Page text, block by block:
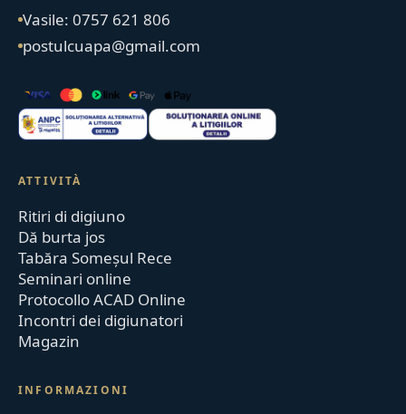
Vasile: 0757 621 806
postulcuapa@gmail.com
ATTIVITÀ
Ritiri di digiuno
Dă burta jos
Tabăra Someșul Rece
Seminari online
Protocollo ACAD Online
Incontri dei digiunatori
Magazin
INFORMAZIONI